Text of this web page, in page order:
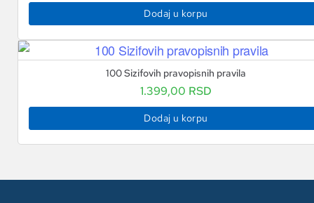
Dodaj u korpu
100 Sizifovih pravopisnih pravila
1.399,00 RSD
Dodaj u korpu